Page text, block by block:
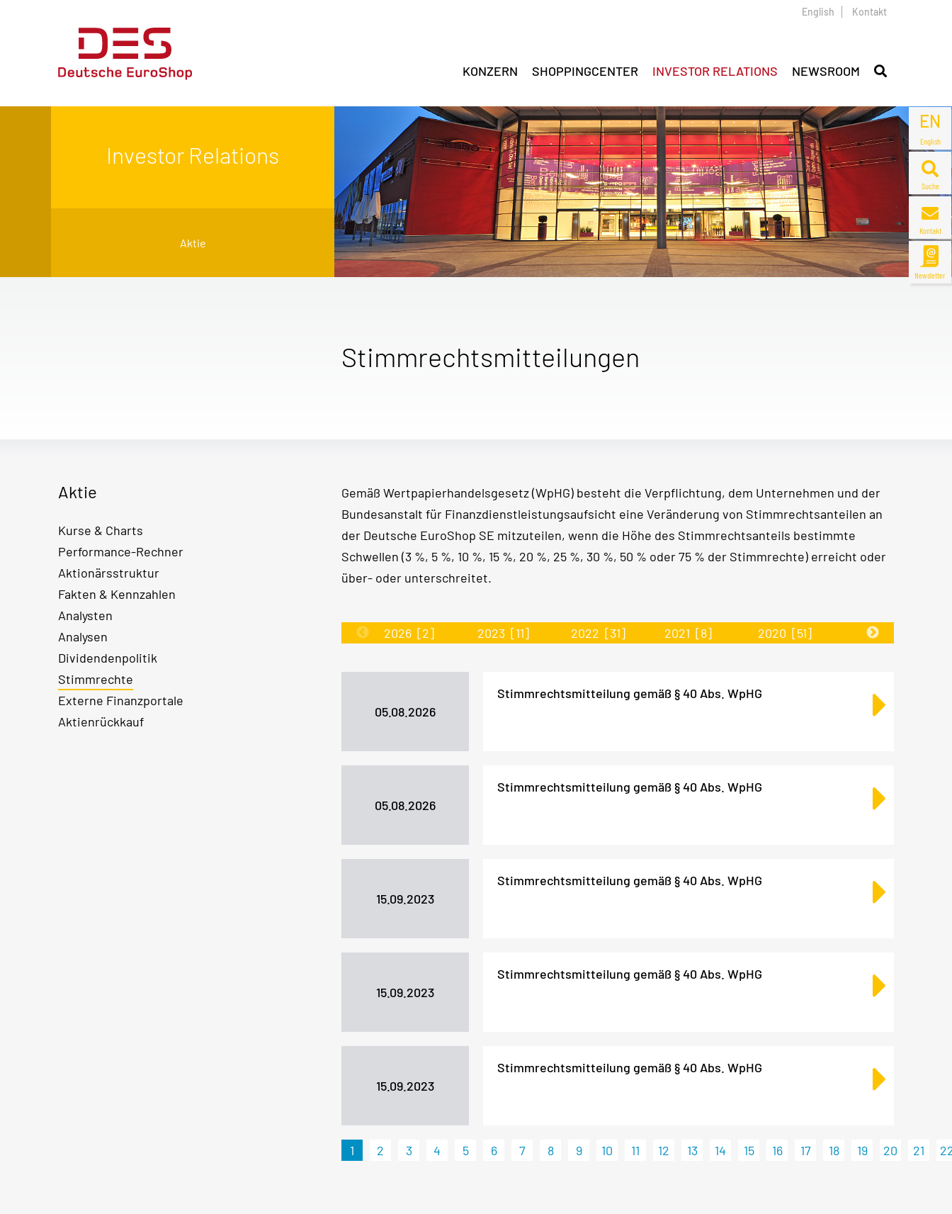
EN
English
Suche
Kontakt
Newsletter
English Kontakt
KONZERN SHOPPINGCENTER INVESTOR RELATIONS NEWSROOM
Investor Relations
Aktie
Stimmrechtsmitteilungen
Aktie
Kurse & Charts
Performance-Rechner
Aktionärsstruktur
Fakten & Kennzahlen
Analysten
Analysen
Dividendenpolitik
Stimmrechte
Externe Finanzportale
Aktienrückkauf
Gemäß Wertpapierhandelsgesetz (WpHG) besteht die Verpflichtung, dem Unternehmen und der
Bundesanstalt für Finanzdienstleistungsaufsicht eine Veränderung von Stimmrechtsanteilen an
der Deutsche EuroShop SE mitzuteilen, wenn die Höhe des Stimmrechtsanteils bestimmte
Schwellen (3 %, 5 %, 10 %, 15 %, 20 %, 25 %, 30 %, 50 % oder 75 % der Stimmrechte) erreicht oder
über- oder unterschreitet.
2026 [2] 2023 [11] 2022 [31] 2021 [8] 2020 [51] 2019
05.08.2026
Stimmrechtsmitteilung gemäß § 40 Abs. WpHG
05.08.2026
Stimmrechtsmitteilung gemäß § 40 Abs. WpHG
15.09.2023
Stimmrechtsmitteilung gemäß § 40 Abs. WpHG
15.09.2023
Stimmrechtsmitteilung gemäß § 40 Abs. WpHG
15.09.2023
Stimmrechtsmitteilung gemäß § 40 Abs. WpHG
1 2 3 4 5 6 7 8 9 10 11 12 13 14 15 16 17 18 19 20 21